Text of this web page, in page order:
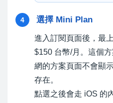
4 選擇 Mini Plan
進入訂閱頁面後，最
$150 台幣/月。這個
網的方案頁面不會顯
存在。
點選之後會走 iOS 的